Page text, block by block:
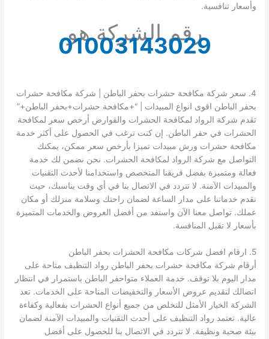
وأسعار تنافسية.
رقم الشركة هو
01003143029
4. سعر شركة مكافحة حشرات بحفر الباطن | شركة مكافحة حشرات
بحفر الباطن اقوى انواع المبيدات | “+مكافحة حشرات+بحفر الباطن+”
تقدم شركة الرواد لمكافحة الحشرات والقوارض أرخص سعر لمكافحة
الحشرات في حفر الباطن. إن كنت ترغب في الحصول على أكثر خدمة
مكافحة حشرات ورش مبيدات تميزا بأرخص سعر ممكن، يمكنك
التواصل مع شركة الرواد لمكافحة الحشرات. نحن نضمن لك خدمة
فعالة ومتميزة بفضل فريقنا المتخصص واستخدامنا لأحدث التقنيات
والمبيدات الآمنة. لا تتردد في الاتصال بنا في أي وقت يناسبك، حيث
نقدم خدماتنا على مدار الساعة لضمان راحتك وسلامة منزلك أو مكان
عملك. تواصل معنا الآن واستفد من أفضل العروض والخدمات المتميزة
بأسعار لا تقبل المنافسة.
5. ارقام افضل شركات مكافحة الحشرات بحفر الباطن
أرقام شركة مكافحة حشرات بحفر الباطن رواد التنظيف متاحة على
مدار اليوم بلا توقف. خدمة العملاء متواحفر الباطن باستمرار في انتظار
اتصالك لتقديم عروض الأسعار والتخفيضات المتاحة على الخدمات. تعد
الشركة الخيار الأمثل للتخلص من جميع أنواع الحشرات بفعالية وكفاءة
عالية. تعتمد رواد التنظيف على أحدث التقنيات والمبيدات الآمنة لضمان
بيئة صحية ونظيفة. لا تتردد في الاتصال بنا للحصول على أفضل